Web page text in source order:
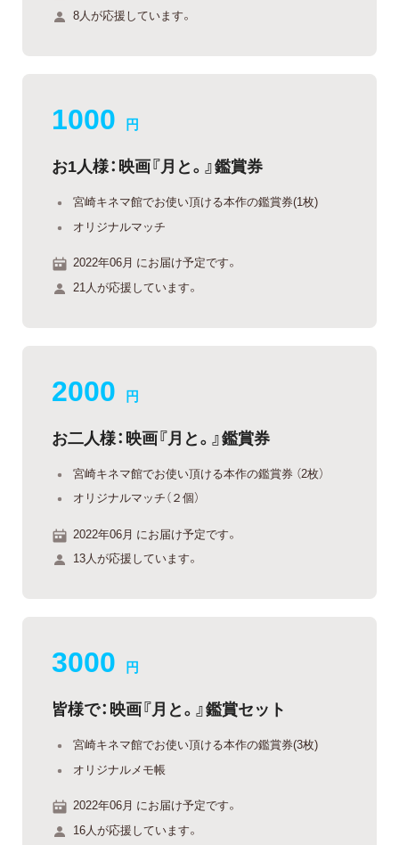
8人が応援しています。
1000 円
お1人様：映画『月と。』鑑賞券
宮崎キネマ館でお使い頂ける本作の鑑賞券(1枚)
オリジナルマッチ
2022年06月 にお届け予定です。
21人が応援しています。
2000 円
お二人様：映画『月と。』鑑賞券
宮崎キネマ館でお使い頂ける本作の鑑賞券 （2枚）
オリジナルマッチ（２個）
2022年06月 にお届け予定です。
13人が応援しています。
3000 円
皆様で：映画『月と。』鑑賞セット
宮崎キネマ館でお使い頂ける本作の鑑賞券(3枚)
オリジナルメモ帳
2022年06月 にお届け予定です。
16人が応援しています。